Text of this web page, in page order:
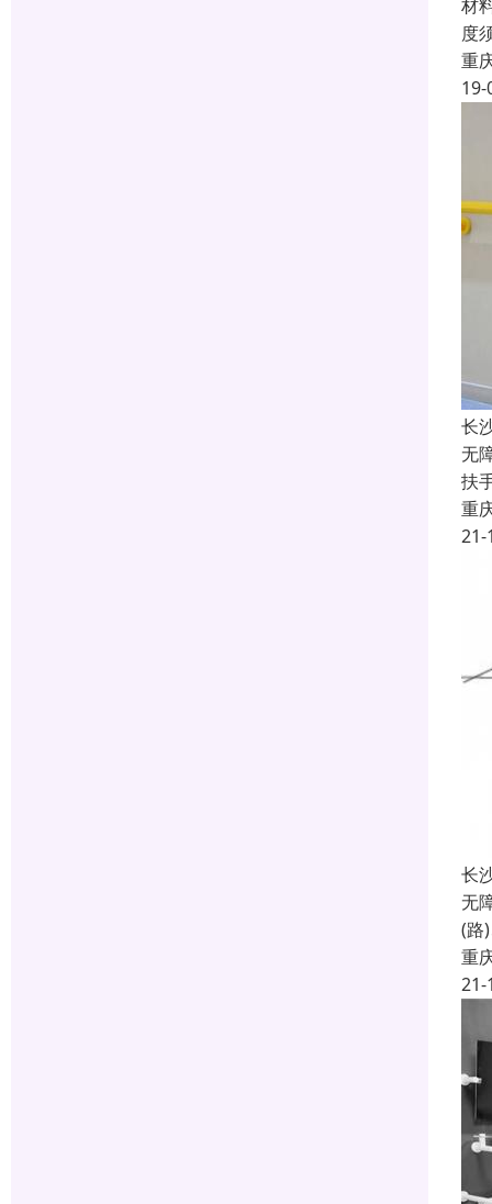
材
度
重
19-
长
无
扶
重
21-
长
无
(路
重
21-